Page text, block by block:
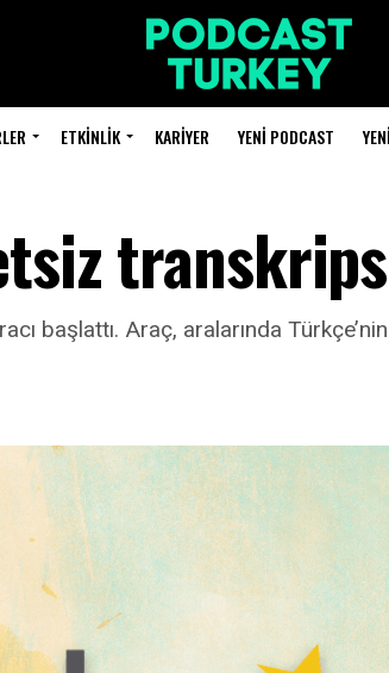
ETKINLIK KARIYER YENI PODCAST
başlattı. Araç, aralarında